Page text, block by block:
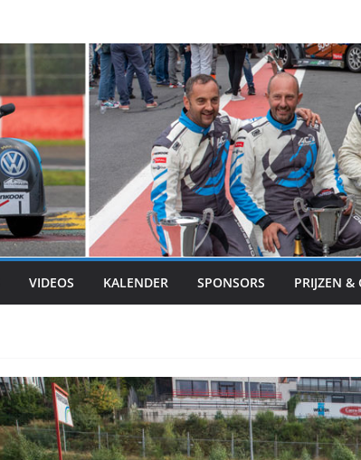
VIDEOS KALENDER SPONSORS PRIJZEN &